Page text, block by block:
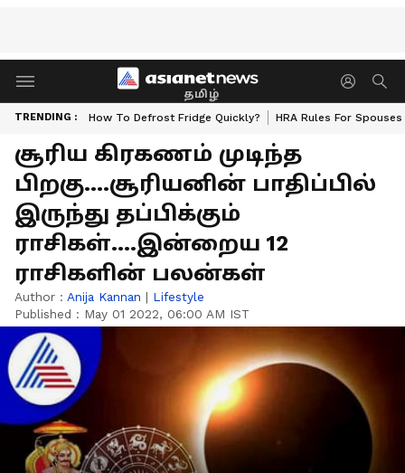
தமிழ்
TRENDING : How To Defrost Fridge Quickly? HRA Rules For Spouses
சூரிய கிரகணம் முடிந்த
பிறகு....சூரியனின் பாதிப்பில்
இருந்து தப்பிக்கும்
ராசிகள்....இன்றைய 12
ராசிகளின் பலன்கள்
Author : Anija Kannan | Lifestyle
Published : May 01 2022, 06:00 AM IST